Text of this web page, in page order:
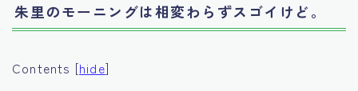
朱里のモーニングは相変わらずスゴイけど。
Contents [hide]